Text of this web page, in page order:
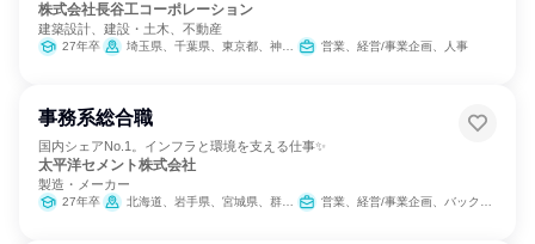
株式会社長谷工コーポレーション
建築設計、建設・土木、不動産
27年卒 埼玉県、千葉県、東京都、神奈川県、愛知県、京都府、大阪府、福岡県、沖縄県 営業、経営/事業企画、人事
事務系総合職
国内シェアNo.1。インフラと環境を支える仕事✨
太平洋セメント株式会社
製造・メーカー
27年卒 北海道、岩手県、宮城県、群馬県、埼玉県、千葉県、東京都、神奈川県、新潟県、石川県、福井県、愛知県、三重県、大阪府、広島県、香川県、高知県、福岡県、大分県 営業、経営/事業企画、バックオフィス・事務・受付、SCM/生産管理/購買/物流、経理/税務/財務、人事、総務、法務/知財、IT、広報/IR、組織運営管理・公務員・事務系職種